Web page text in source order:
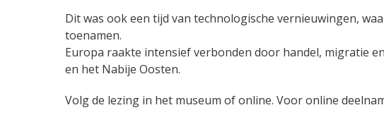
Dit was ook een tijd van technologische vernieuwingen,
toenamen.
Europa raakte intensief verbonden door handel, migratie
en het Nabije Oosten.
Volg de lezing in het museum of online. Voor online